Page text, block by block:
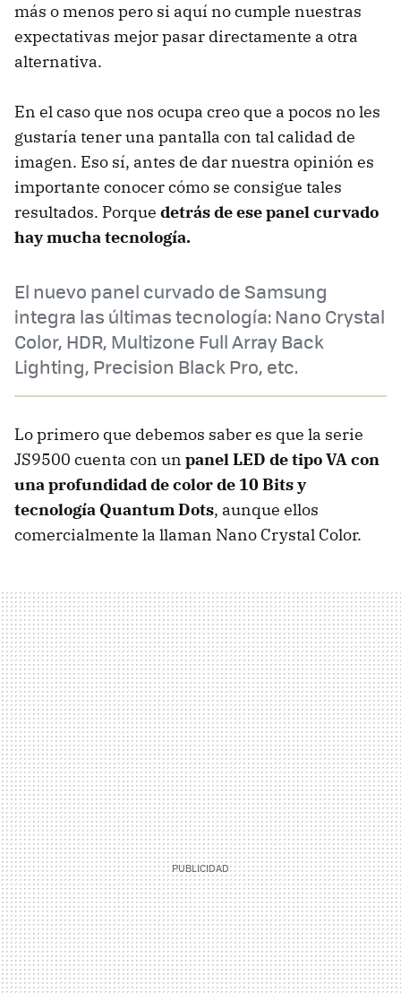
más o menos pero si aquí no cumple nuestras
expectativas mejor pasar directamente a otra
alternativa.
En el caso que nos ocupa creo que a pocos no les
gustaría tener una pantalla con tal calidad de
imagen. Eso sí, antes de dar nuestra opinión es
importante conocer cómo se consigue tales
resultados. Porque detrás de ese panel curvado
hay mucha tecnología.
El nuevo panel curvado de Samsung
integra las últimas tecnología: Nano Crystal
Color, HDR, Multizone Full Array Back
Lighting, Precision Black Pro, etc.
Lo primero que debemos saber es que la serie
JS9500 cuenta con un panel LED de tipo VA con
una profundidad de color de 10 Bits y
tecnología Quantum Dots, aunque ellos
comercialmente la llaman Nano Crystal Color.